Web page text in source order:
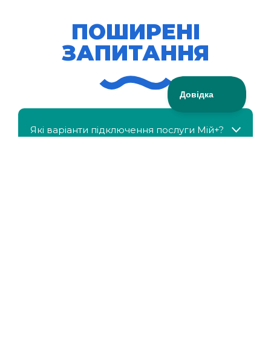
ПОШИРЕНІ
ЗАПИТАННЯ
Які варіанти підключення послуги Мій+?